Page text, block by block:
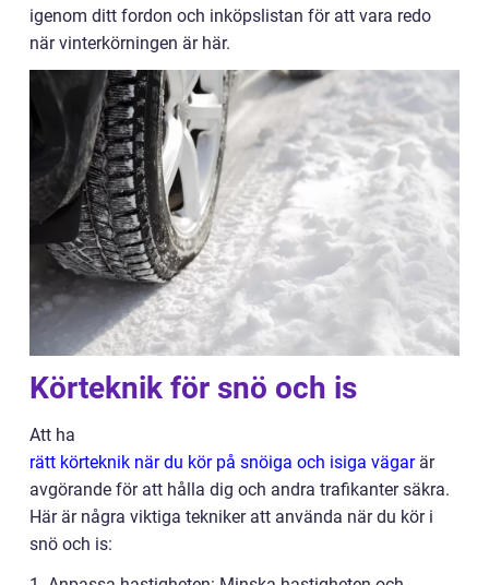
igenom ditt fordon och inköpslistan för att vara redo
när vinterkörningen är här.
Körteknik för snö och is
Att ha
rätt körteknik när du kör på snöiga och isiga vägarär
avgörande för att hålla dig och andra trafikanter säkra.
Här är några viktiga tekniker att använda när du kör i
snö och is: